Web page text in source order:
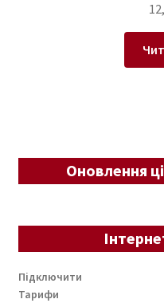
Оновлення
Підключити
Тарифи